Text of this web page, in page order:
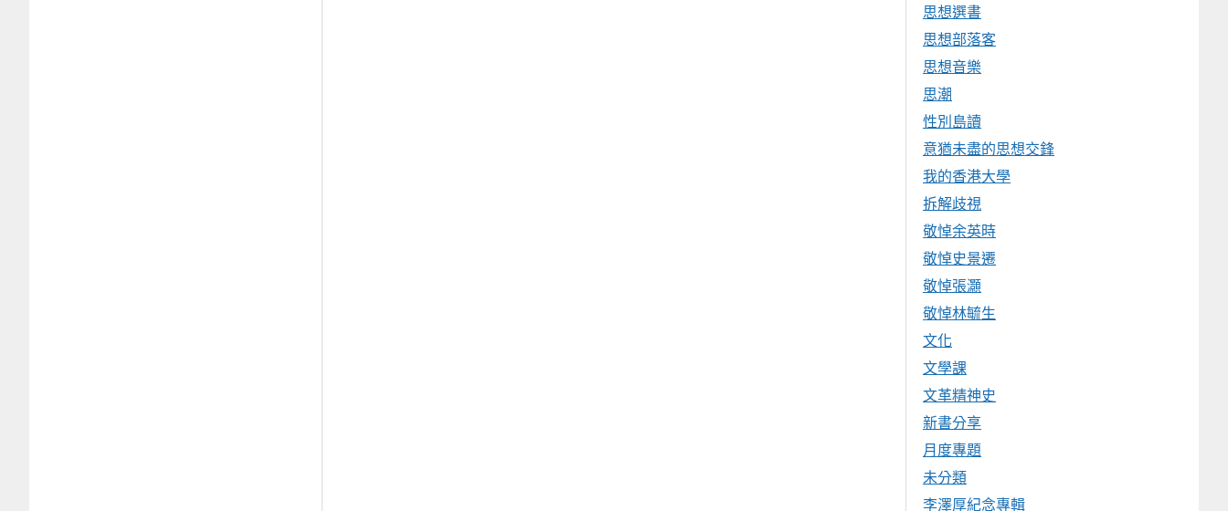
思想選書
思想部落客
思想音樂
思潮
性別島讀
意猶未盡的思想交鋒
我的香港大學
拆解歧視
敬悼余英時
敬悼史景遷
敬悼張灝
敬悼林毓生
文化
文學課
文革精神史
新書分享
月度專題
未分類
李澤厚紀念專輯